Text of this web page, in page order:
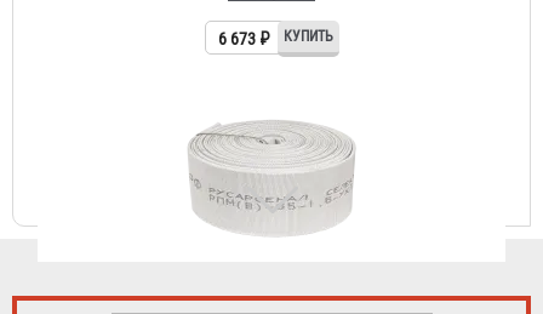
Рукав пожарный "Селект" РПМ(В)-65-1,6-УХЛ1